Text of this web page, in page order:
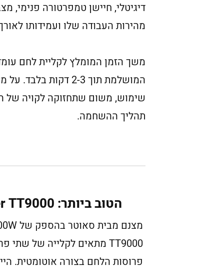
דיגיטלי, חיישן טמפרטורה פנימי,
מהירות העבודה שלו ועמידותו
המושלמת תוך 2-3
שימוש, משום שתחזוקה לקויה של
תהליך ההשחמה.
הטוב ביותר: Sauter TT9000
פרוסות הלחם בצורה אוטומטית.